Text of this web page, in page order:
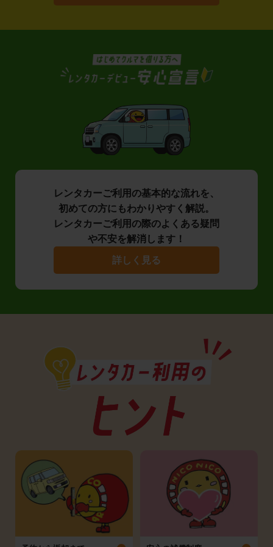
レンタカーご利用の基本的な流れを、
初めての方にもわかりやすく解説。
レンタカーご利用の際のよくある疑問
や不安を解消します！
詳しく見る